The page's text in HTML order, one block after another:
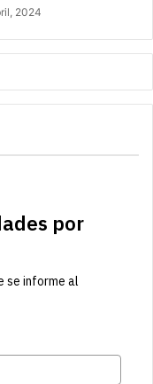
2024
por
se informe al